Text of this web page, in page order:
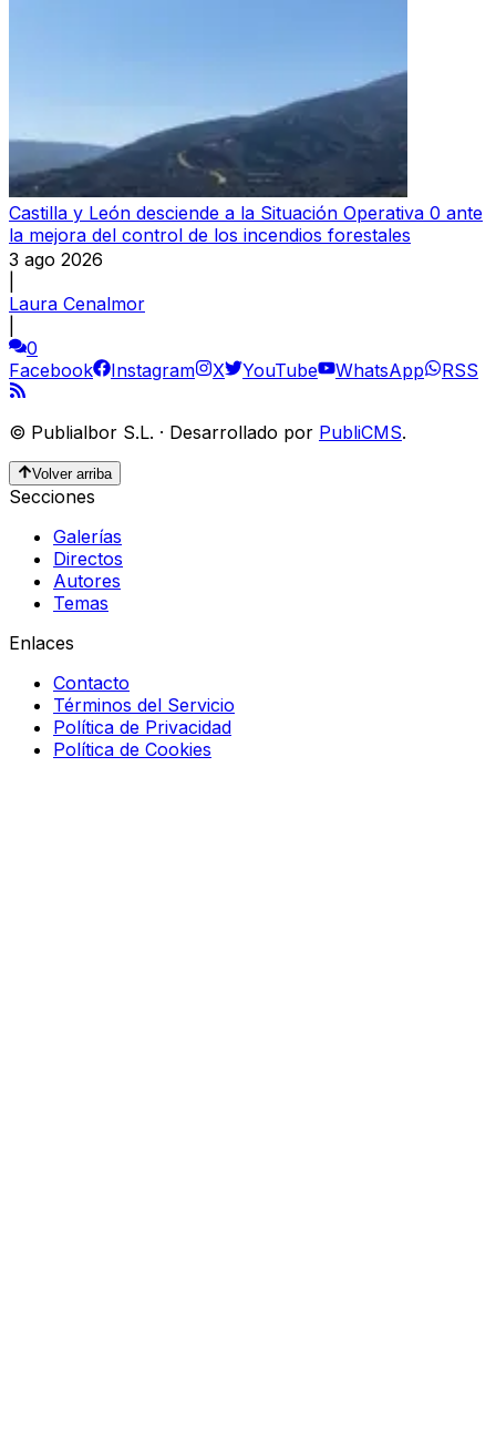
Castilla y León desciende a la Situación Operativa 0 ante
la mejora del control de los incendios forestales
3 ago 2026
Laura Cenalmor
0
Facebook
Instagram X YouTube WhatsApp RSS
© Publialbor S.L. · Desarrollado por PubliCMS.
Volver arriba
Secciones
Galerías
Directos
Autores
Temas
Enlaces
Contacto
Términos del Servicio
Política de Privacidad
Política de Cookies